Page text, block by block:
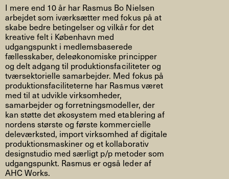
I mere end 10 år har Rasmus Bo Nielsen
arbejdet som iværksætter med fokus på at
skabe bedre betingelser og vilkår for det
kreative felt i København med
udgangspunkt i medlemsbaserede
fællesskaber, deleøkonomiske principper
og delt adgang til produktionsfaciliteter og
tværsektorielle samarbejder. Med fokus på
produktionsfaciliteterne har Rasmus været
med til at udvikle virksomheder,
samarbejder og forretningsmodeller, der
kan støtte det økosystem med etablering af
nordens største og første kommercielle
deleværksted, import virksomhed af digitale
produktionsmaskiner og et kollaborativ
designstudio med særligt p/p metoder som
udgangspunkt. Rasmus er også leder af
AHC Works.